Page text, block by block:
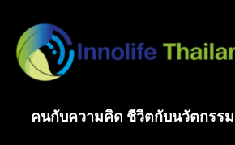
คนกับความคิด ชีวิตกับนวัตกรรม